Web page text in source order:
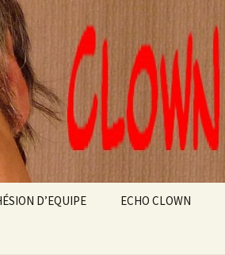
D’EQUIPE ECHO CLOWN